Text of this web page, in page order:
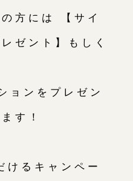
方には 【サイ
ゼント】もしく
ョンをプレゼン
す！
けるキャンペー